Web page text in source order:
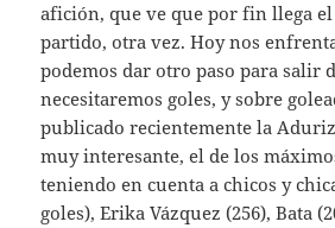
afición, que ve que por fin llega
partido, otra vez. Hoy nos
podemos dar otro paso para salir
necesitaremos goles, y sobre
publicado recientemente la
muy interesante, el de los
teniendo en cuenta a chicos y
goles), Erika Vázquez (256), Bata